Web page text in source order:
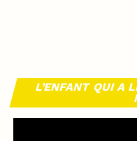
L’ENFANT QUI A